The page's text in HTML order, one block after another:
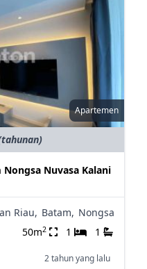
Apartemen
Nuvasa Kalani
Riau, Batam, Nongsa
50m2 1 1
2 tahun yang lalu